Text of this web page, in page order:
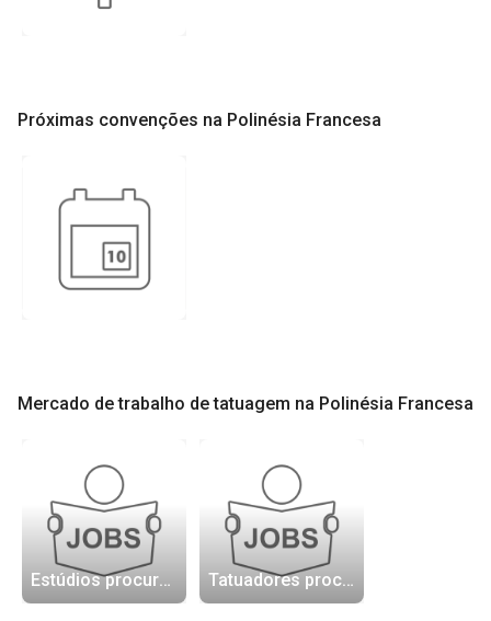
Próximas convenções na Polinésia Francesa
Mercado de trabalho de tatuagem na Polinésia Francesa
Estúdios procurando tatuadores Tatuadores procurando trabalho